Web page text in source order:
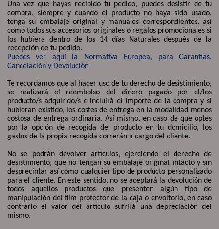
Una vez que hayas recibido tu pedido, puedes desistir de tu
compra, siempre y cuando el producto no haya sido usado,
tenga su embalaje original y manuales correspondientes, así
como todos sus accesorios originales o regalos promocionales si
los hubiera dentro de los 14 días Naturales después de la
recepción de tu pedido.
Puedes ver aquí la Normativa Europea, para Garantías,
Cancelación y Devolución
Te recordamos que al hacer uso de tu derecho de desistimiento,
se realizará el reembolso del dinero pagado por el/los
producto/s adquirido/s e incluirá el importe de la compra y si
hubieran existido, los costes de entrega en la modalidad menos
costosa de entrega ordinaria. Así mismo, en caso de que optes
por la opción de recogida del producto en tu domicilio, los
gastos de la propia recogida correrán a cargo del cliente.
No se podrán devolver artículos, ejerciendo el derecho de
desistimiento, que no tengan su embalaje original intacto y sin
desprecintar así como cualquier tipo de producto personalizado
para el cliente. En este sentido, no se aceptará la devolución de
todos aquellos productos que presenten algún tipo de
manipulación del film protector de la caja o envoltorio, en caso
contrario el valor del artículo sufrirá una depreciación del
mismo.